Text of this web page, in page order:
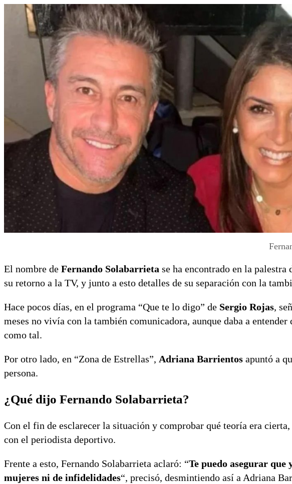
El nombre de Fernando Solabarrieta se ha encontrado en la
su retorno a la TV, y junto a esto detalles de su separación con la
Hace pocos días, en el programa “Que te lo digo” de Sergio Rojas,
meses no vivía con la también comunicadora, aunque daba a
como tal.
Por otro lado, en “Zona de Estrellas”, Adriana Barrientos apuntó a
persona.
¿Qué dijo Fernando Solabarrieta?
Con el fin de esclarecer la situación y comprobar qué teoría era cierta,
con el periodista deportivo.
Frente a esto, Fernando Solabarrieta aclaró: “Te puedo asegurar que
mujeres ni de infidelidades“, precisó, desmintiendo así a Adriana